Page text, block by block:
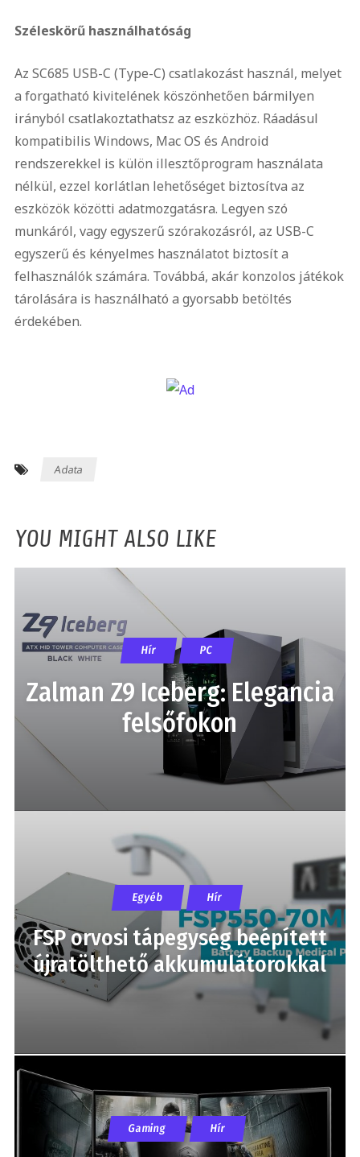
Széleskörű használhatóság
Az SC685 USB-C (Type-C) csatlakozást használ, melyet
a forgatható kivitelének köszönhetően bármilyen
irányból csatlakoztathatsz az eszközhöz. Ráadásul
kompatibilis Windows, Mac OS és Android
rendszerekkel is külön illesztőprogram használata
nélkül, ezzel korlátlan lehetőséget biztosítva az
eszközök közötti adatmozgatásra. Legyen szó
munkáról, vagy egyszerű szórakozásról, az USB-C
egyszerű és kényelmes használatot biztosít a
felhasználók számára. Továbbá, akár konzolos játékok
tárolására is használható a gyorsabb betöltés
érdekében.
Adata
YOU MIGHT ALSO LIKE
Hír PC
Zalman Z9 Iceberg: Elegancia
felsőfokon
Egyéb Hír
FSP orvosi tápegység beépített
újratölthető akkumulátorokkal
Gaming Hír